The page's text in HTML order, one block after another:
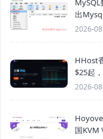
出
2026-
HHost
$25起
2026-
国KVM